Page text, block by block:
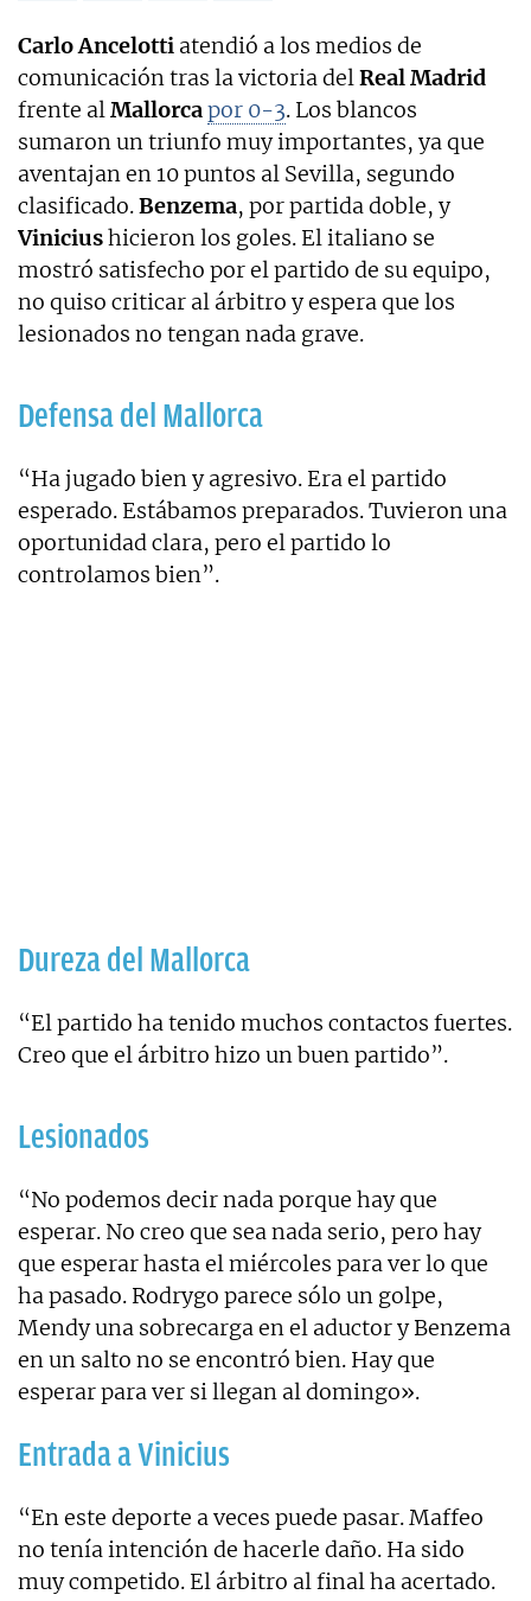
Carlo Ancelotti atendió a los medios de
comunicación tras la victoria delReal Madrid
frente alMallorcapor 0-3. Los blancos
sumaron un triunfo muy importantes, ya que
aventajan en 10 puntos al Sevilla, segundo
clasificado.Benzema, por partida doble, y
Viniciushicieron los goles. El italiano se
mostró satisfecho por el partido de su equipo,
no quiso criticar al árbitro y espera que los
lesionados no tengan nada grave.
Defensa del Mallorca
“Ha jugado bien y agresivo. Era el partido
esperado. Estábamos preparados. Tuvieron una
oportunidad clara, pero el partido lo
controlamos bien”.
Dureza del Mallorca
“El partido ha tenido muchos contactos fuertes.
Creo que el árbitro hizo un buen partido”.
Lesionados
“No podemos decir nada porque hay que
esperar. No creo que sea nada serio, pero hay
que esperar hasta el miércoles para ver lo que
ha pasado. Rodrygo parece sólo un golpe,
Mendy una sobrecarga en el aductor y Benzema
en un salto no se encontró bien. Hay que
esperar para ver si llegan al domingo».
Entrada a Vinicius
“En este deporte a veces puede pasar. Maffeo
no tenía intención de hacerle daño. Ha sido
muy competido. El árbitro al final ha acertado.